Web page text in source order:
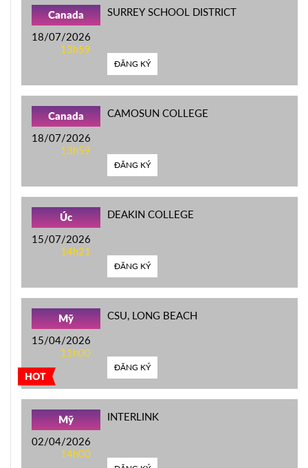
Canada
18/07/2026
13h59
SURREY SCHOOL DISTRICT
ĐĂNG KÝ
Canada
18/07/2026
13h59
CAMOSUN COLLEGE
ĐĂNG KÝ
Úc
15/07/2026
14h21
DEAKIN COLLEGE
ĐĂNG KÝ
HOT
Mỹ
15/04/2026
11h00
CSU, LONG BEACH
ĐĂNG KÝ
Mỹ
02/04/2026
14h00
INTERLINK